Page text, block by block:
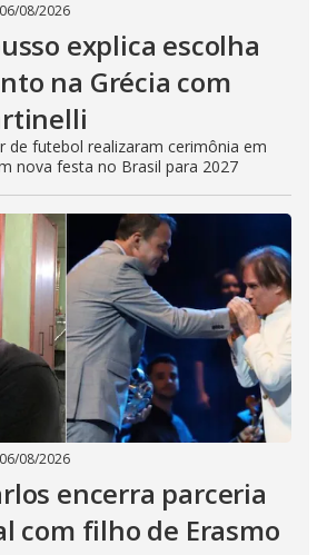
06/08/2026
explica escolha
na Grécia com
de futebol realizaram cerimônia em
nova festa no Brasil para 2027
06/08/2026
encerra parceria
com filho de Erasmo